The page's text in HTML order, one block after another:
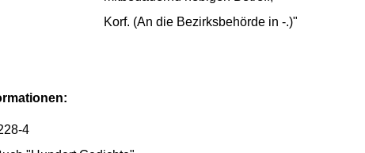
Korf. (An die Bezirksbehörde in -.)"
4